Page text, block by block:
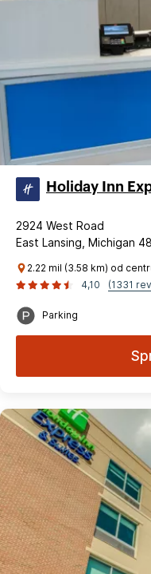
Holiday Inn
2924 West Road
East Lansing, Michigan
2.22 mil (3.58 km) od
4,10
(1331
Parking